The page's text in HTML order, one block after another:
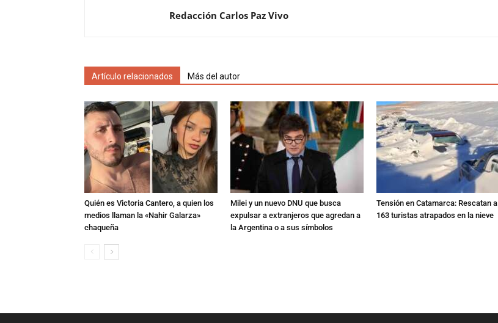
Redacción Carlos Paz Vivo
Artículo relacionados Más del autor
Quién es Victoria Cantero, a quien los
medios llaman la «Nahir Galarza»
chaqueña
Milei y un nuevo DNU que busca
expulsar a extranjeros que agredan a
la Argentina o a sus símbolos
Tensión en Catamarca: Rescatan a
163 turistas atrapados en la nieve